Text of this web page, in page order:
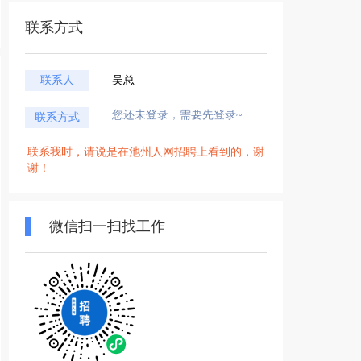
联系方式
联系人 吴总
联系方式 您还未登录，需要先登录~
联系我时，请说是在池州人网招聘上看到的，谢
谢！
微信扫一扫找工作